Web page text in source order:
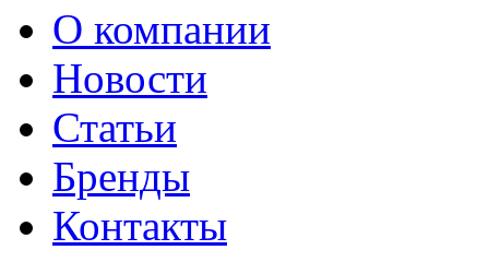
О компании
Новости
Статьи
Бренды
Контакты